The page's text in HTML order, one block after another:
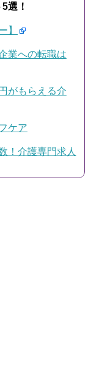
選！
】
業への転職は
がもらえる介
ケア
！介護専門求人